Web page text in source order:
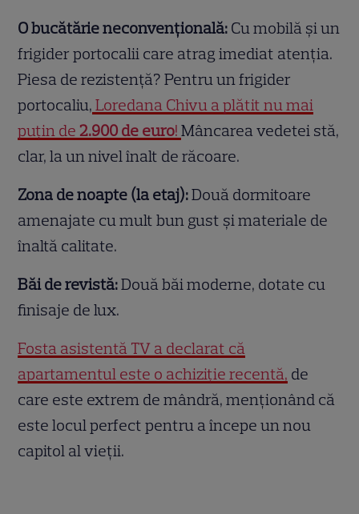
O bucătărie neconvențională: Cu mobilă și un
frigider portocalii care atrag imediat atenția.
Piesa de rezistență? Pentru un frigider
portocaliu, Loredana Chivu a plătit nu mai
puțin de 2.900 de euro!Mâncarea vedetei stă,
clar, la un nivel înalt de răcoare.
Zona de noapte (la etaj):Două dormitoare
amenajate cu mult bun gust și materiale de
înaltă calitate.
Băi de revistă:Două băi moderne, dotate cu
finisaje de lux.
Fosta asistentă TV a declarat că
apartamentul este o achiziție recentă, de
care este extrem de mândră, menționând că
este locul perfect pentru a începe un nou
capitol al vieții.